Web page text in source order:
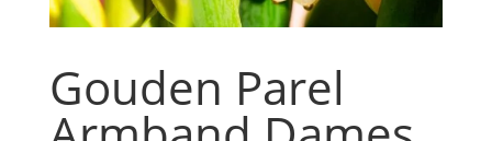
Gouden Parel